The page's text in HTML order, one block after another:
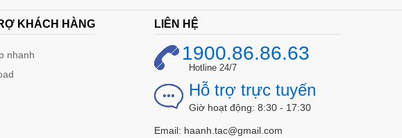
KHÁCH HÀNG
nhanh
LIÊN HỆ
1900.86.86.63
Hotline 24/7
Hỗ trợ trực tuyến
Giờ hoạt động: 8:30 - 17:30
Email: haanh.tac@gmail.com